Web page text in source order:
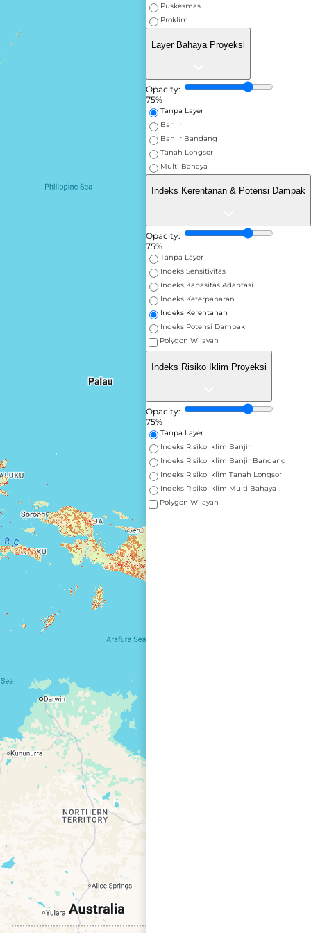
Puskesmas
Proklim
Layer Bahaya Proyeksi
Opacity:
75%
Tanpa Layer
Banjir
Banjir Bandang
Tanah Longsor
Multi Bahaya
Indeks Kerentanan & Potensi Dampak
Opacity:
75%
Tanpa Layer
Indeks Sensitivitas
Indeks Kapasitas Adaptasi
Indeks Keterpaparan
Indeks Kerentanan
Indeks Potensi Dampak
Polygon Wilayah
Indeks Risiko Iklim Proyeksi
Opacity:
75%
Tanpa Layer
Indeks Risiko Iklim Banjir
Indeks Risiko Iklim Banjir Bandang
Indeks Risiko Iklim Tanah Longsor
Indeks Risiko Iklim Multi Bahaya
Polygon Wilayah
- -